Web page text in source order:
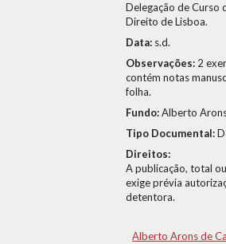
Delegação de Curso
Direito de Lisboa.
Data: s.d.
Observações: 2
contém notas
folha.
Fundo:Alberto
Tipo Documental:
Direitos:
A publicação, total
exige prévia
detentora.
Alberto Arons de